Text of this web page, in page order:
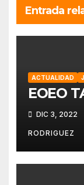
Entrada
ACTUALIDAD
EOEO
DIC 3, 2022
RODRIGUEZ